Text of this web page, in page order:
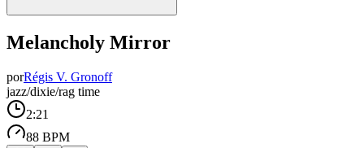
Melancholy Mirror
porRégis V. Gronoff
jazz/dixie/rag time
2:21
88 BPM